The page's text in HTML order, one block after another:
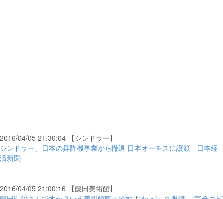
2016/04/05 21:30:04 【シンドラー】
シンドラー、日本の昇降機事業から撤退 日本オーチスに譲渡 - 日本経
済新聞
2016/04/05 21:00:16 【藤田美術館】